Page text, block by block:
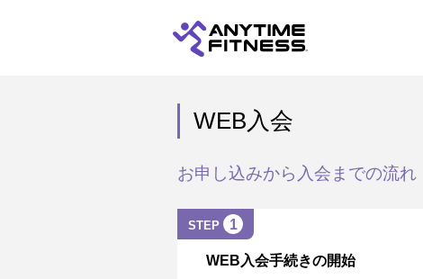
WEB入会
お申し込みから入会までの流れ
STEP 1
WEB入会手続きの開始